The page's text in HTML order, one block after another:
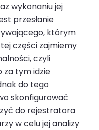
wykonaniu jej
przesłanie
którym
części zajmiemy
czyli
za tym idzie
do tego
skonfigurować
do rejestratora
w celu jej analizy